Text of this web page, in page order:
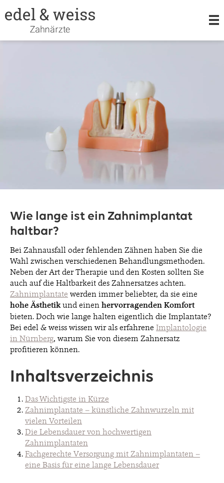
KIEFERORTHOPÄDIE
ORALCHIRURGIE
KARRIERE
BLOG
KONTAKT & TERMINE
Wie lange ist ein Zahnimplantat
haltbar?
Bei Zahnausfall oder fehlenden Zähnen haben Sie die
Wahl zwischen verschiedenen Behandlungsmethoden.
Neben der Art der Therapie und den Kosten sollten Sie
auch auf die Haltbarkeit des Zahnersatzes achten.
Zahnimplantate werden immer beliebter, da sie eine
hohe Ästhetik und einen hervorragenden Komfort
bieten. Doch wie lange halten eigentlich die Implantate?
Bei edel & weiss wissen wir als erfahrene Implantologie
in Nürnberg, warum Sie von diesem Zahnersatz
profitieren können.
Inhaltsverzeichnis
Das Wichtigste in Kürze
Zahnimplantate – künstliche Zahnwurzeln mit
vielen Vorteilen
Die Lebensdauer von hochwertigen
Zahnimplantaten
Fachgerechte Versorgung mit Zahnimplantaten –
eine Basis für eine lange Lebensdauer